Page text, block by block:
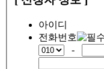
아이디
전화번호
-